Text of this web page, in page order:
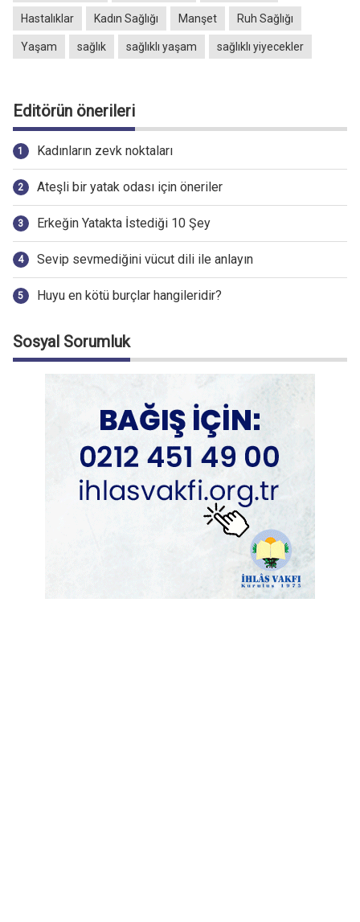
Hastalıklar Kadın Sağlığı Manşet Ruh Sağlığı
Yaşam sağlık sağlıklı yaşam sağlıklı yiyecekler
Editörün önerileri
Kadınların zevk noktaları
Ateşli bir yatak odası için öneriler
Erkeğin Yatakta İstediği 10 Şey
Sevip sevmediğini vücut dili ile anlayın
Huyu en kötü burçlar hangileridir?
Sosyal Sorumluk